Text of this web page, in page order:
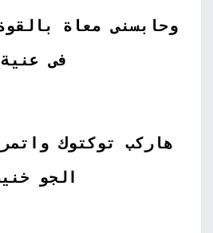
وحابسنى معاة
فى عنية
هاركب توكتوك
الجو